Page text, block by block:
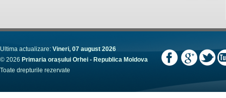
Ultima actualizare: Vineri, 07 august 2026
© 2026 Primaria orașului Orhei - Republica Moldova
Toate drepturile rezervate